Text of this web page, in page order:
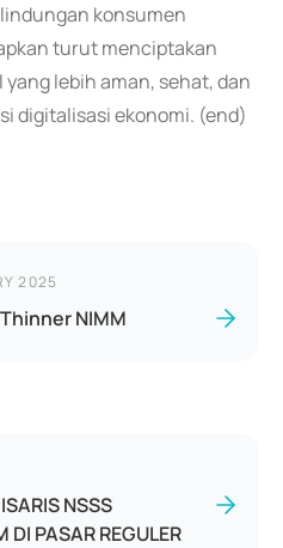
konsumen
turut menciptakan
lebih aman, sehat, dan
digitalisasi ekonomi. (end)
2025
NIMM
NSSS
DI PASAR REGULER